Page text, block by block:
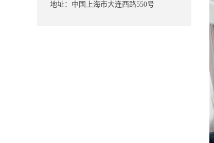
地址：中国上海市大连西路550号